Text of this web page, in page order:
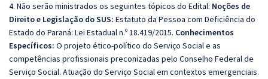
4. Não serão ministrados os seguintes tópicos do Edital: Noções de
Direito e Legislação do SUS: Estatuto da Pessoa com Deficiência do
Estado do Paraná: Lei Estadual n.º 18.419/2015. Conhecimentos
Específicos: O projeto ético-político do Serviço Social e as
competências profissionais preconizadas pelo Conselho Federal de
Serviço Social. Atuação do Serviço Social em contextos emergenciais.